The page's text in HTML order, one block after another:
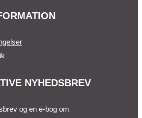
NYHEDSBREV
og en e-bog om